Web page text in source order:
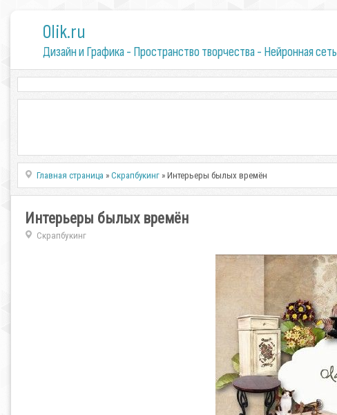
0lik.ru
Дизайн и Графика - Пространство творчества - Нейронная сеть
Главная страница »Скрапбукинг » Интерьеры былых времён
Интерьеры былых времён
Скрапбукинг